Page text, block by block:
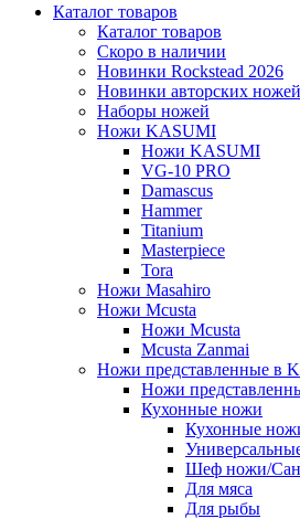
Каталог товаров
Каталог товаров
Скоро в наличии
Новинки Rockstead 2026
Новинки авторских ножей
Наборы ножей
Ножи KASUMI
Ножи KASUMI
VG-10 PRO
Damascus
Hammer
Titanium
Masterpiece
Tora
Ножи Masahiro
Ножи Mcusta
Ножи Mcusta
Mcusta Zanmai
Ножи представленные в
Ножи
Кухонные ножи
Кухонные
Шеф ножи/
Для мяса
Для рыбы